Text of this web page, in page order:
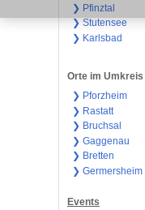
❯ Pfinztal
❯ Stutensee
❯ Karlsbad
Orte im Umkreis
❯ Pforzheim
❯ Rastatt
❯ Bruchsal
❯ Gaggenau
❯ Bretten
❯ Germersheim
Events